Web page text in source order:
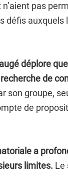
pas
défis auxquels
déplore
de
son groupe,
de
a
limites. Le